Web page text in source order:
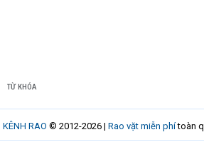
TỪ KHÓA
KÊNH RAO © 2012-2026 | Rao vặt miễn phítoàn